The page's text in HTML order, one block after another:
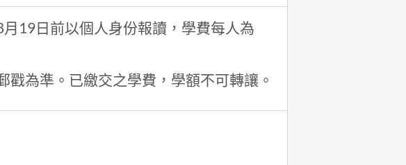
19日前以個人身份報讀，學費每人為
戳為準。已繳交之學費，學額不可轉讓。